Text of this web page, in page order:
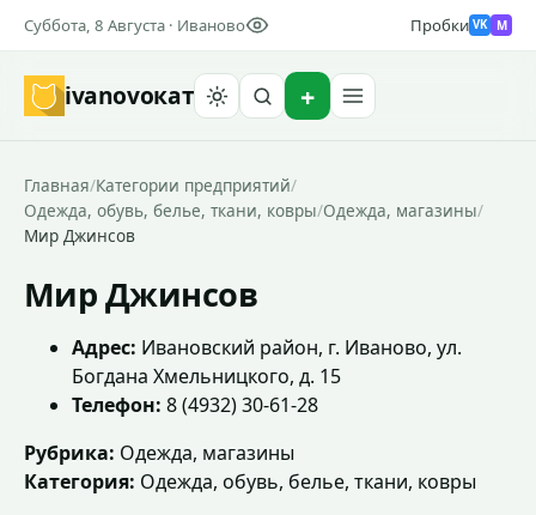
Суббота, 8 Августа · Иваново Пробки VK M
ivanovoкат
Главная/Категории предприятий/
Одежда, обувь, белье, ткани, ковры/Одежда, магазины/
Мир Джинсов
Мир Джинсов
Адрес: Ивановский район, г. Иваново, ул.
Богдана Хмельницкого, д. 15
Телефон: 8 (4932) 30-61-28
Рубрика: Одежда, магазины
Категория: Одежда, обувь, белье, ткани, ковры